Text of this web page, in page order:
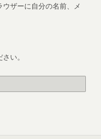
ザーに自分の名前、メ
い。